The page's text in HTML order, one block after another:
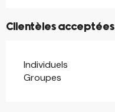
Clientèles acceptées
Individuels
Groupes